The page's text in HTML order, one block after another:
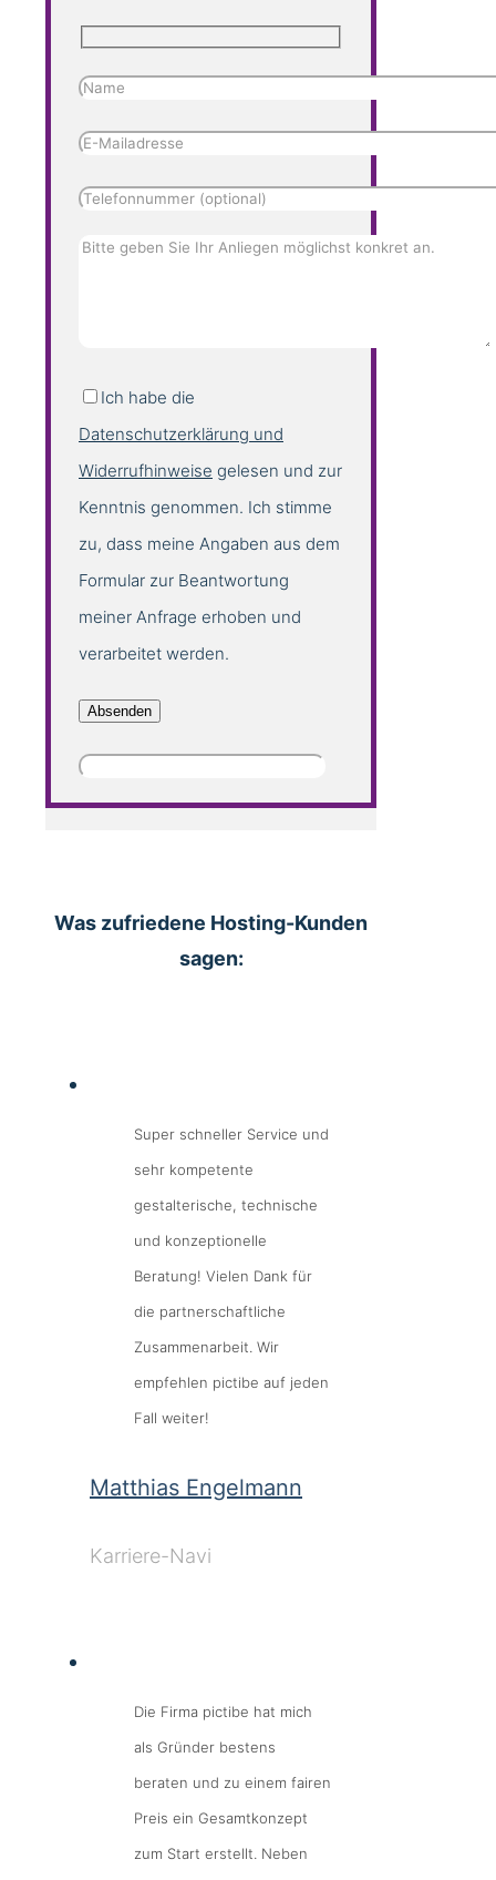
Ich habe die
Datenschutzerklärung und
Widerrufhinweise gelesen und zur
Kenntnis genommen. Ich stimme
zu, dass meine Angaben aus dem
Formular zur Beantwortung
meiner Anfrage erhoben und
verarbeitet werden.
Was zufriedene Hosting-Kunden
sagen:
Super schneller Service und
sehr kompetente
gestalterische, technische
und konzeptionelle
Beratung! Vielen Dank für
die partnerschaftliche
Zusammenarbeit. Wir
empfehlen pictibe auf jeden
Fall weiter!
Matthias Engelmann
Karriere-Navi
Die Firma pictibe hat mich
als Gründer bestens
beraten und zu einem fairen
Preis ein Gesamtkonzept
zum Start erstellt. Neben